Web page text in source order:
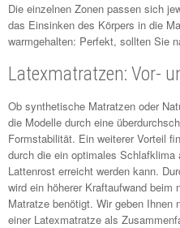
Die einzelnen Zonen passen sich
das Einsinken des Körpers in die
warmgehalten: Perfekt, sollten Sie
Latexmatratzen: Vor-
Ob synthetische Matratzen oder
die Modelle durch eine
Formstabilität. Ein weiterer Vorteil
durch die ein optimales
Lattenrost erreicht werden kann.
wird ein höherer Kraftaufwand beim
Matratze benötigt. Wir geben Ihnen
einer Latexmatratze als